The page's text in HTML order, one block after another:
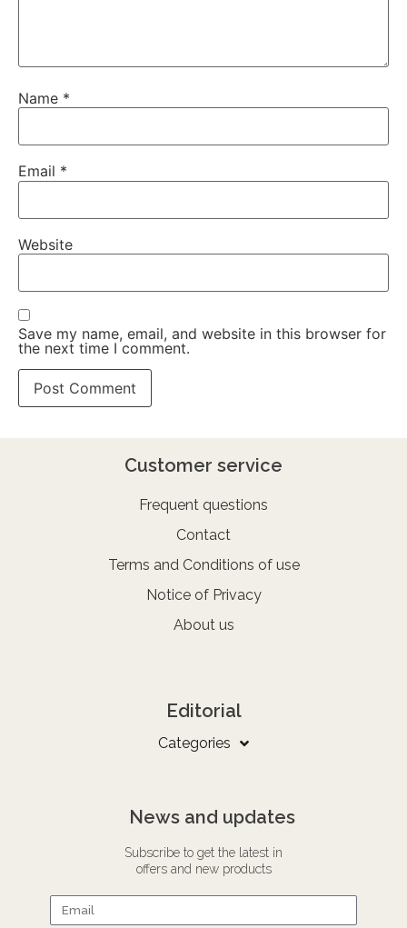
Name *
Email *
Website
Save my name, email, and website in this browser for
the next time I comment.
Customer service
Frequent questions
Contact
Terms and Conditions of use
Notice of Privacy
About us
Editorial
Categories
News and updates
Subscribe to get the latest in
offers and new products